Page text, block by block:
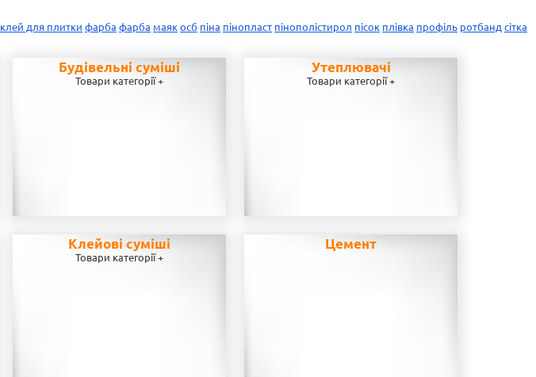
клей для плитки фарба фарба маякосб піна пінопласт пінополістирол пісок плівка профіль ротбанд сітка
Будівельні суміші
Товари категорії +
Утеплювачі
Товари категорії +
Клейові суміші
Товари категорії +
Цемент